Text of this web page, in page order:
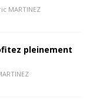
MARTINEZ
pleinement